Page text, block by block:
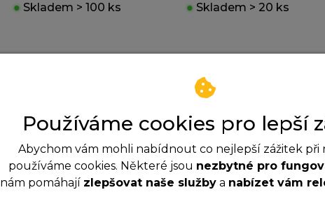
● Skladem > 100 ks ● Skladem > 20 ks
Používáme cookies pro lepší
Abychom vám mohli nabídnout co nejlepší zážitek při
používáme cookies. Některé jsou nezbytné pro
nám pomáhají zlepšovat naše služby a nabízet vám